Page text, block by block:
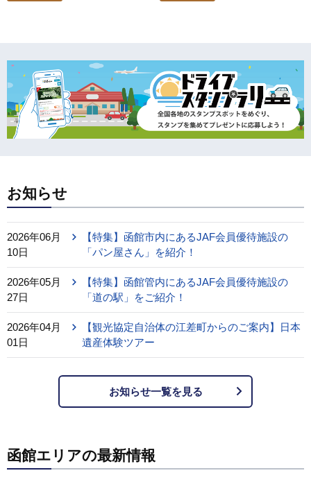
お知らせ
2026年06月
10日
【特集】函館市内にあるJAF会員優待施設の
「パン屋さん」を紹介！
2026年05月
27日
【特集】函館管内にあるJAF会員優待施設の
「道の駅」をご紹介！
2026年04月
01日
【観光協定自治体の江差町からのご案内】日本
遺産体験ツアー
お知らせ一覧を見る
函館エリアの最新情報